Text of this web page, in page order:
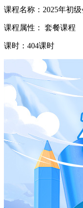
课程名称：2025年初
课程属性： 套餐课程
课时：404课时